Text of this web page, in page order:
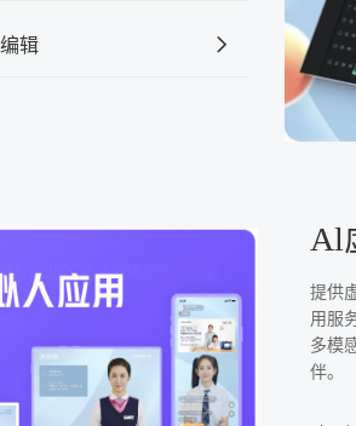
辑
Al
提供
用服
多模
伴。